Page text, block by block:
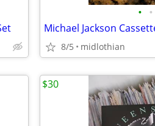
• •
Michael Jackson
8/5 midlothian
$30